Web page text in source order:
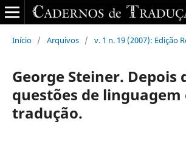
Início / Arquivos / v. 1 n. 19 (2007): Edição
George Steiner. Depois
questões de linguagem
tradução.